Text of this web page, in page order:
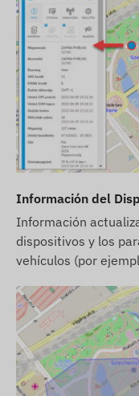
Opciones de
Este
separado sin
El dispositivo
nosotros nos
continua, por
respecto.
Si desea utilizar
compre también
nuestra tienda en
Otras
El dispositivo
seguridad, no
danarlo y
Si desea
comuníquese
Información del
Información
dispositivos y los
vehículos (por